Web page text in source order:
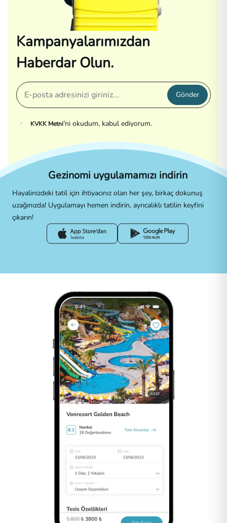
Kampanyalarımızdan
Haberdar Olun.
Gönder
KVKK Metni'ni okudum, kabul ediyorum.
Gezinomi uygulamamızı indirin
Hayalinizdeki tatil için ihtiyacınız olan her şey, birkaç dokunuş
uzağınızda! Uygulamayı hemen indirin, ayrıcalıklı tatilin keyfini
çıkarın!